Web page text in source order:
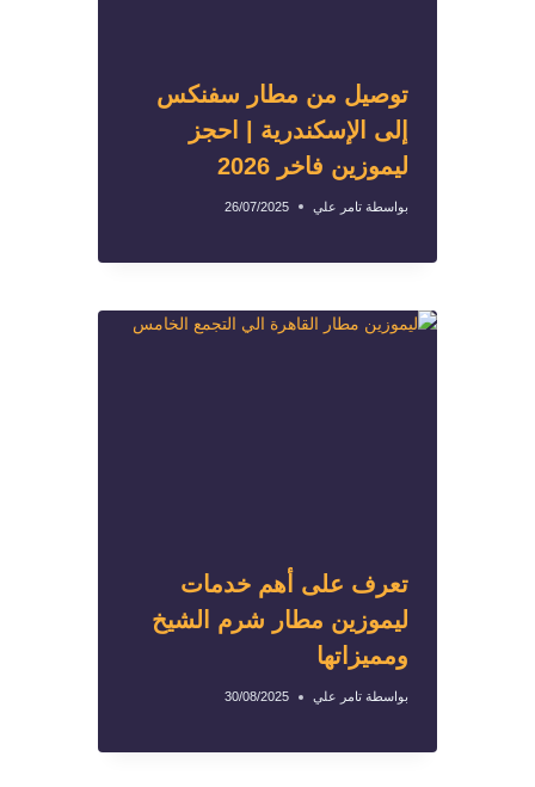
توصيل من مطار سفنكس
إلى الإسكندرية | احجز
ليموزين فاخر 2026
بواسطة تامر علي 26/07/2025
تعرف على أهم خدمات
ليموزين مطار شرم الشيخ
ومميزاتها
بواسطة تامر علي 30/08/2025